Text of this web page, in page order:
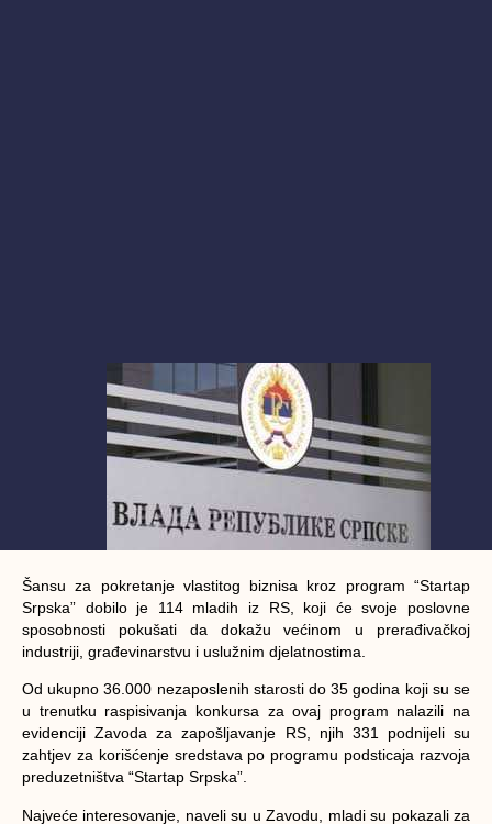
Šansu za pokretanje vlastitog biznisa kroz program “Startap
Srpska” dobilo je 114 mladih iz RS, koji će svoje poslovne
sposobnosti pokušati da dokažu većinom u prerađivačkoj
industriji, građevinarstvu i uslužnim djelatnostima.
Od ukupno 36.000 nezaposlenih starosti do 35 godina koji su se
u trenutku raspisivanja konkursa za ovaj program nalazili na
evidenciji Zavoda za zapošljavanje RS, njih 331 podnijeli su
zahtjev za korišćenje sredstava po programu podsticaja razvoja
preduzetništva “Startap Srpska”.
Najveće interesovanje, naveli su u Zavodu, mladi su pokazali za